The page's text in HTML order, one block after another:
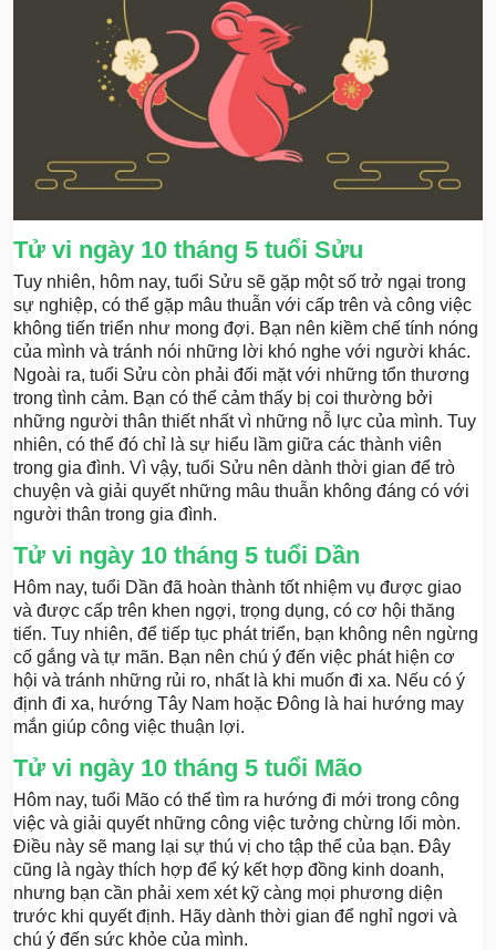
Tử vi ngày 10 tháng 5 tuổi Sửu
Tuy nhiên, hôm nay, tuổi Sửu sẽ gặp một số trở ngại trong
sự nghiệp, có thể gặp mâu thuẫn với cấp trên và công việc
không tiến triển như mong đợi. Bạn nên kiềm chế tính nóng
của mình và tránh nói những lời khó nghe với người khác.
Ngoài ra, tuổi Sửu còn phải đối mặt với những tổn thương
trong tình cảm. Bạn có thể cảm thấy bị coi thường bởi
những người thân thiết nhất vì những nỗ lực của mình. Tuy
nhiên, có thể đó chỉ là sự hiểu lầm giữa các thành viên
trong gia đình. Vì vậy, tuổi Sửu nên dành thời gian để trò
chuyện và giải quyết những mâu thuẫn không đáng có với
người thân trong gia đình.
Tử vi ngày 10 tháng 5 tuổi Dần
Hôm nay, tuổi Dần đã hoàn thành tốt nhiệm vụ được giao
và được cấp trên khen ngợi, trọng dụng, có cơ hội thăng
tiến. Tuy nhiên, để tiếp tục phát triển, bạn không nên ngừng
cố gắng và tự mãn. Bạn nên chú ý đến việc phát hiện cơ
hội và tránh những rủi ro, nhất là khi muốn đi xa. Nếu có ý
định đi xa, hướng Tây Nam hoặc Đông là hai hướng may
mắn giúp công việc thuận lợi.
Tử vi ngày 10 tháng 5 tuổi Mão
Hôm nay, tuổi Mão có thể tìm ra hướng đi mới trong công
việc và giải quyết những công việc tưởng chừng lối mòn.
Điều này sẽ mang lại sự thú vị cho tập thể của bạn. Đây
cũng là ngày thích hợp để ký kết hợp đồng kinh doanh,
nhưng bạn cần phải xem xét kỹ càng mọi phương diện
trước khi quyết định. Hãy dành thời gian để nghỉ ngơi và
chú ý đến sức khỏe của mình.